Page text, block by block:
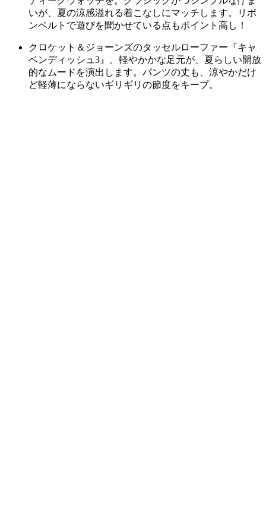
いが、夏の涼感溢れる着こなしにマッチします。リボ
ンベルトで遊びを聞かせている点もポイント高し！
クロケット＆ジョーンズのタッセルローファー『キャ
ベンディッシュ3』。軽やかかな足元が、夏らしい開放
的なムードを演出します。パンツの丈も、涼やかだけ
ど軽薄にならないギリギリの節度をキープ。